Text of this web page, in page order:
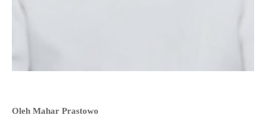
Oleh Mahar Prastowo